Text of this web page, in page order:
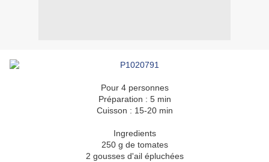
Pour 4 personnes
Préparation : 5 min
Cuisson : 15-20 min
Ingredients
250 g de tomates
2 gousses d'ail épluchées